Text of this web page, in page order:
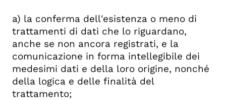
a) la conferma dell'esistenza o meno di
trattamenti di dati che lo riguardano,
anche se non ancora registrati, e la
comunicazione in forma intellegibile dei
medesimi dati e della loro origine, nonché
della logica e delle finalità del
trattamento;